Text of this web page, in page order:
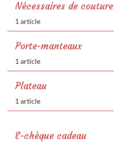
Nécessaires de couture
1 article
Porte-manteaux
1 article
Plateau
1 article
E-chèque cadeau